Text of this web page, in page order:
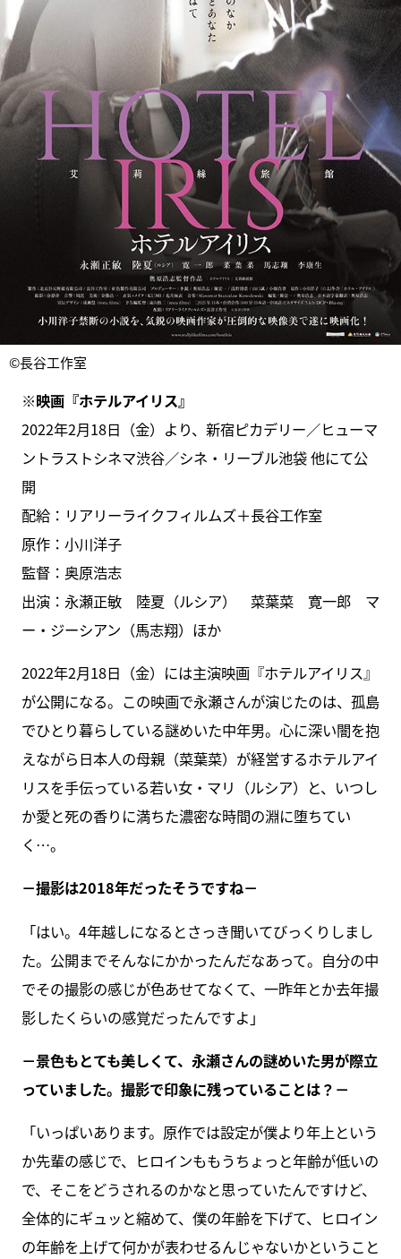
©長谷工作室
※映画『ホテルアイリス』
2022年2月18日（金）より、新宿ピカデリー／ヒューマ
ントラストシネマ渋谷／シネ・リーブル池袋 他にて公
開
配給：リアリーライクフィルムズ＋長谷工作室
原作：小川洋子
監督：奥原浩志
出演：永瀬正敏 陸夏（ルシア） 菜葉菜 寛一郎 マ
ー・ジーシアン（馬志翔）ほか
2022年2月18日（金）には主演映画『ホテルアイリス』
が公開になる。この映画で永瀬さんが演じたのは、孤島
でひとり暮らしている謎めいた中年男。心に深い闇を抱
えながら日本人の母親（菜葉菜）が経営するホテルアイ
リスを手伝っている若い女・マリ（ルシア）と、いつし
か愛と死の香りに満ちた濃密な時間の淵に堕ちてい
く…。
－撮影は2018年だったそうですね－
「はい。4年越しになるとさっき聞いてびっくりしまし
た。公開までそんなにかかったんだなあって。自分の中
でその撮影の感じが色あせてなくて、一昨年とか去年撮
影したくらいの感覚だったんですよ」
－景色もとても美しくて、永瀬さんの謎めいた男が際立
っていました。撮影で印象に残っていることは？－
「いっぱいあります。原作では設定が僕より年上という
か先輩の感じで、ヒロインももうちょっと年齢が低いの
で、そこをどうされるのかなと思っていたんですけど、
全体的にギュッと縮めて、僕の年齢を下げて、ヒロイン
の年齢を上げて何かが表わせるんじゃないかということ